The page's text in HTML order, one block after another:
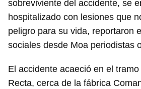
sobreviviente del accidente, se
hospitalizado con lesiones que
peligro para su vida, reportaron
sociales desde Moa periodistas
El accidente acaeció en el
Recta, cerca de la fábrica